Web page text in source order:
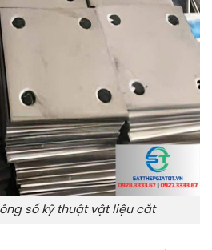
số kỹ thuật vật liệu cắt